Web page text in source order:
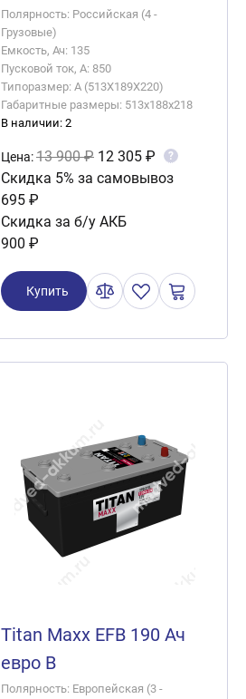
Полярность: Российская (4 -
Грузовые)
Емкость, Ач: 135
Пусковой ток, А: 850
Типоразмер: A (513X189X220)
Габаритные размеры: 513x188x218
В наличии: 2
Цена:13 900 ₽ 12 305 ₽ ?
Скидка 5% за самовывоз
695 ₽
Скидка за б/у АКБ
900 ₽
Купить
Titan Maxx EFB 190 Ач
евро B
Полярность: Европейская (3 -